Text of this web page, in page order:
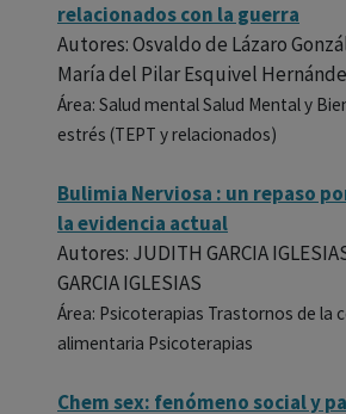
relacionados con la guerra
Autores: Osvaldo de Lázaro
María del Pilar Esquivel
Área: Salud mental Salud Mental y
estrés (TEPT y relacionados)
Bulimia Nerviosa : un repaso
la evidencia actual
Autores: JUDITH GARCIA
GARCIA IGLESIAS
Área: Psicoterapias Trastornos de la
alimentaria Psicoterapias
Chem sex: fenómeno social y